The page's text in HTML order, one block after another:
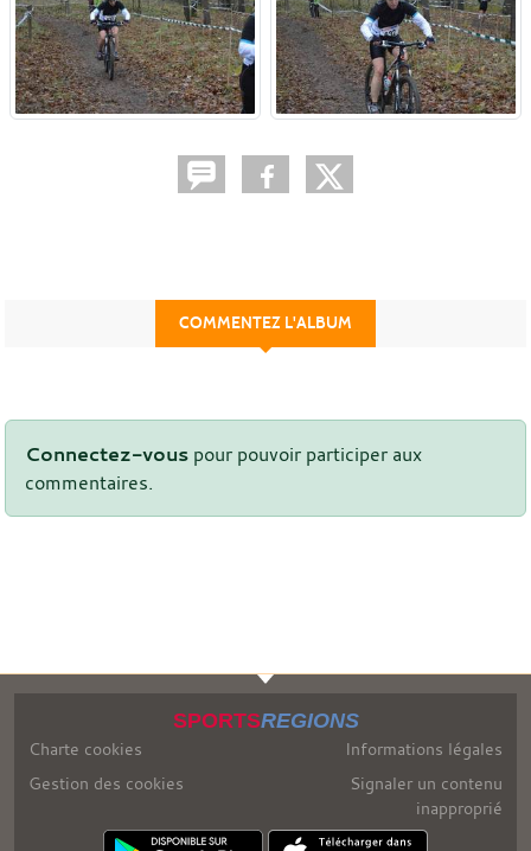
COMMENTEZ L'ALBUM
Connectez-vous pour pouvoir participer aux
commentaires.
SPORTSREGIONS
Charte cookies
Gestion des cookies
Informations légales
Signaler un contenu
inapproprié